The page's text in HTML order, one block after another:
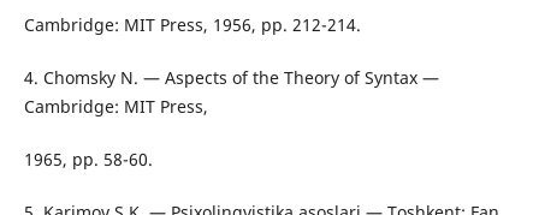
Cambridge: MIT Press, 1956, pp. 212-214.
4. Chomsky N. — Aspects of the Theory of Syntax —
Cambridge: MIT Press,
1965, pp. 58-60.